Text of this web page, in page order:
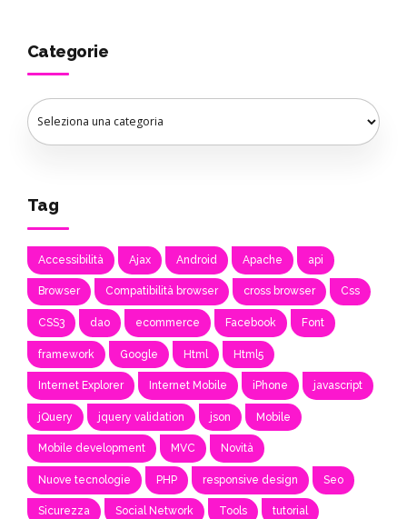
Categorie
Tag
Accessibilità Ajax Android Apache api
Browser Compatibilità browser cross browser Css
CSS3 dao ecommerce Facebook Font
framework Google Html Html5
Internet Explorer Internet Mobile iPhone javascript
jQuery jquery validation json Mobile
Mobile development MVC Novità
Nuove tecnologie PHP responsive design Seo
Sicurezza Social Network Tools tutorial